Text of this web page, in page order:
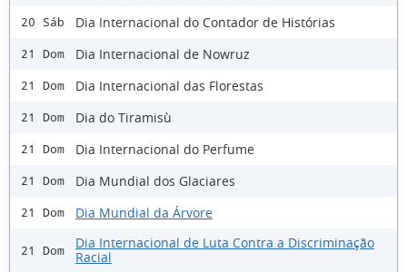
20 Sáb Dia Internacional do Contador de Histórias
21 Dom Dia Internacional de Nowruz
21 Dom Dia Internacional das Florestas
21 Dom Dia do Tiramisù
21 Dom Dia Internacional do Perfume
21 Dom Dia Mundial dos Glaciares
21 Dom Dia Mundial da Árvore
21 Dom
Dia Internacional de Luta Contra a Discriminação
Racial